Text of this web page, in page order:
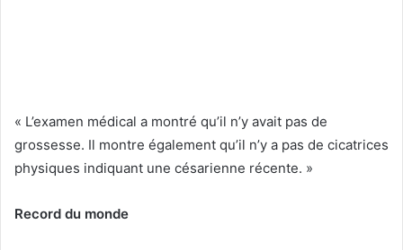
« L’examen médical a montré qu’il n’y avait pas de
grossesse. Il montre également qu’il n’y a pas de cicatrices
physiques indiquant une césarienne récente. »
Record du monde